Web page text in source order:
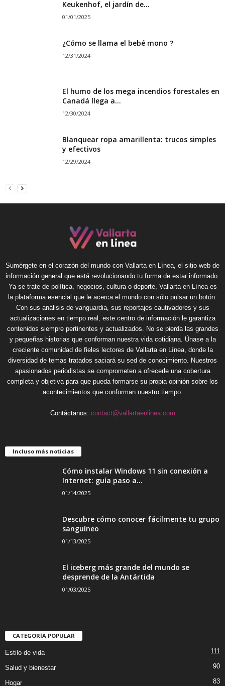
Keukenhof, el jardín de...
01/01/2025
¿Cómo se llama el bebé mono ?
12/31/2024
El humo de los mega incendios forestales en
Canadá llega a...
12/30/2024
Blanquear ropa amarillenta: trucos simples
y efectivos
12/29/2024
Sumérgete en el corazón del mundo con Vallarta en Línea, el sitio web de
información general que está revolucionando tu forma de estar informado.
Ya se trate de política, negocios, cultura o deporte, Vallarta en Línea es
la plataforma esencial que le acerca el mundo con sólo pulsar un botón.
Con sus análisis de vanguardia, sus reportajes cautivadores y sus
actualizaciones en tiempo real, este centro de información le garantiza
contenidos siempre pertinentes y actualizados. No se pierda las grandes
y pequeñas historias que conforman nuestra vida cotidiana. Únase a la
creciente comunidad de fieles lectores de Vallarta en Línea, donde la
diversidad de temas tratados saciará su sed de conocimiento. Nuestros
apasionados periodistas se comprometen a ofrecerle una cobertura
completa y objetiva para que pueda formarse su propia opinión sobre los
acontecimientos que conforman nuestro tiempo.
Contáctanos: contact@vallartaenlinea.com
Incluso más noticias
Cómo instalar Windows 11 sin conexión a
Internet: guía paso a...
01/14/2025
Descubre cómo conocer fácilmente tu grupo
sanguíneo
01/13/2025
El iceberg más grande del mundo se
desprende de la Antártida
01/03/2025
CATEGORÍA POPULAR
Estilo de vida 111
Salud y bienestar 90
Hogar 83